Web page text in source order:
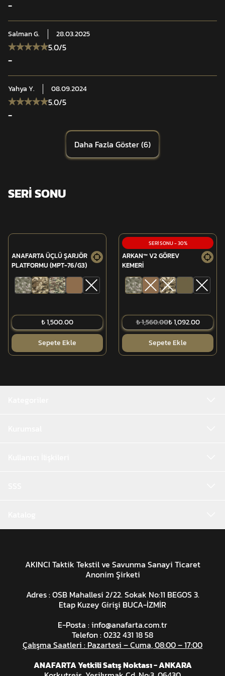
-
SalmanG. 28.03.2025
5.0/5
-
YahyaY. 08.09.2024
5.0/5
-
Daha Fazla Göster(6)
SERİ SONU
ANAFARTA ÜÇLÜ ŞARJÖR
PLATFORMU (MPT-76/G3)
₺ 1,500.00
Sepete Ekle
SERİ SONU-30%
ARKAN™ V2 GÖREV
KEMERİ
₺ 1,560.00₺ 1,092.00
Sepete Ekle
AKINCI Taktik Tekstil ve Savunma Sanayi Ticaret
Anonim Şirketi
Adres : OSB Mahallesi 2/22. Sokak No:11 BEGOS 3.
Etap Kuzey Girişi BUCA-İZMİR
E-Posta :info@anafarta.com.tr
Telefon : 0232 431 18 58
Çalışma Saatleri : Pazartesi – Cuma, 08:00 – 17:00
ANAFARTA Yetkili Satış Noktası - ANKARA